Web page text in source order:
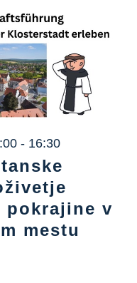
- 16:30
pokrajine v
mestu